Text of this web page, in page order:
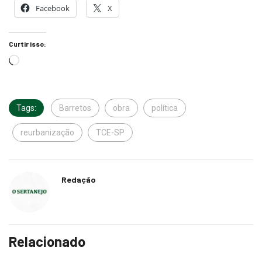
Facebook X
Curtir isso:
Tags: Barretos obra política
reurbanização TCE-SP
Redação
Relacionado